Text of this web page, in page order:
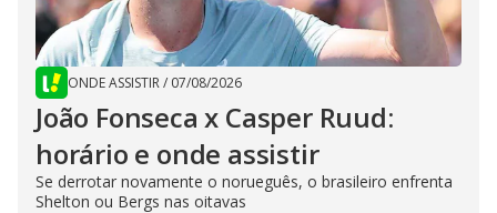
ONDE ASSISTIR/ 07/08/2026
João Fonseca x Casper Ruud:
horário e onde assistir
Se derrotar novamente o norueguês, o brasileiro enfrenta
Shelton ou Bergs nas oitavas